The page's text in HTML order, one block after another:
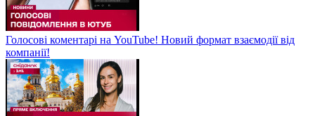
Голосові коментарі на YouTube! Новий формат взаємодії від
компанії!